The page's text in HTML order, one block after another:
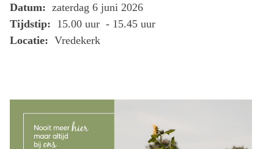
Datum: zaterdag 6 juni 2026
Tijdstip: 15.00 uur - 15.45 uur
Locatie: Vredekerk